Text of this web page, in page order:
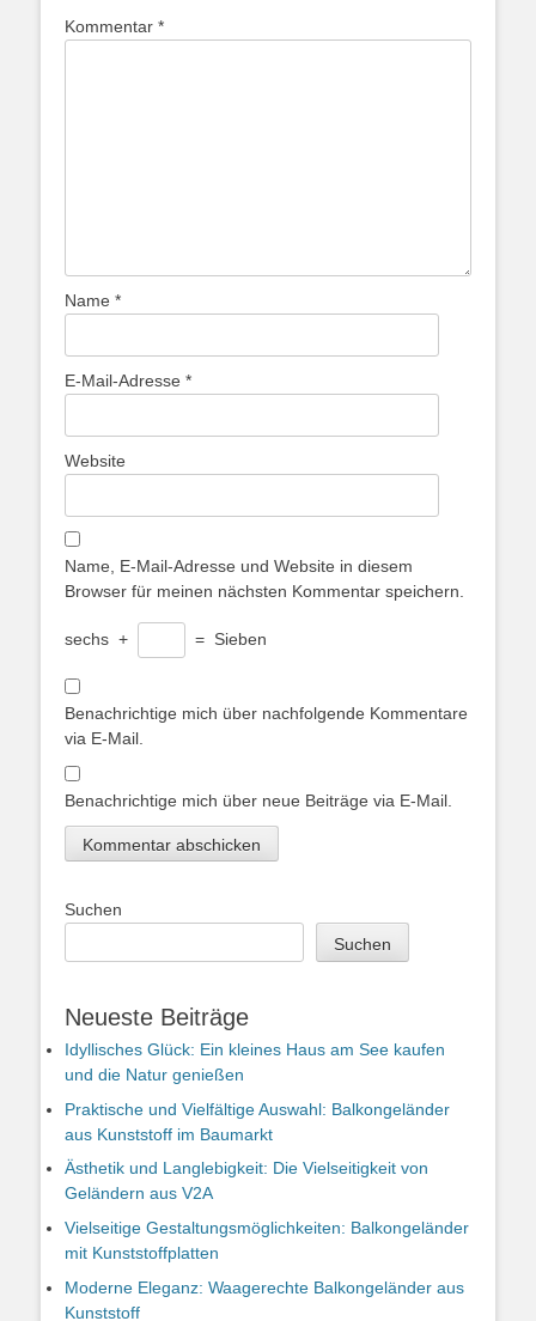
Kommentar *
Name *
E-Mail-Adresse *
Website
Name, E-Mail-Adresse und Website in diesem
Browser für meinen nächsten Kommentar speichern.
sechs + = Sieben
Benachrichtige mich über nachfolgende Kommentare
via E-Mail.
Benachrichtige mich über neue Beiträge via E-Mail.
Suchen
Suchen
Neueste Beiträge
Idyllisches Glück: Ein kleines Haus am See kaufen
und die Natur genießen
Praktische und Vielfältige Auswahl: Balkongeländer
aus Kunststoff im Baumarkt
Ästhetik und Langlebigkeit: Die Vielseitigkeit von
Geländern aus V2A
Vielseitige Gestaltungsmöglichkeiten: Balkongeländer
mit Kunststoffplatten
Moderne Eleganz: Waagerechte Balkongeländer aus
Kunststoff